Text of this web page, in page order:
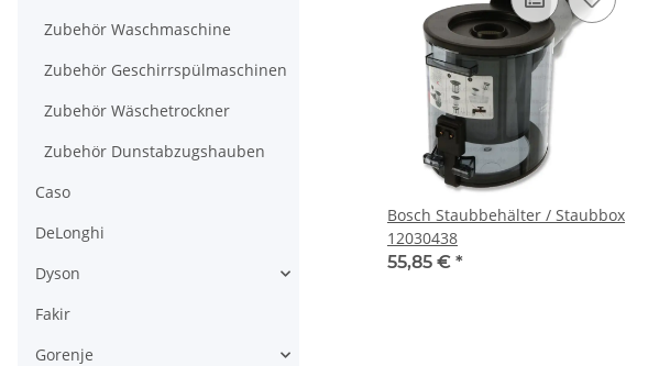
Bosch Staubbehälter / Staubbox
12030438
55,85 € *
Zubehör Waschmaschine
Zubehör Geschirrspülmaschinen
Zubehör Wäschetrockner
Zubehör Dunstabzugshauben
Caso
DeLonghi
Dyson
Fakir
Gorenje